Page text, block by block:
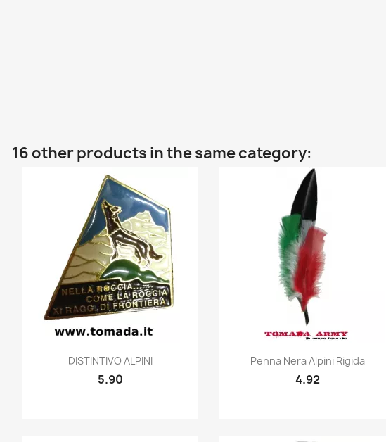
16 other products in the same category:
Quick view
DISTINTIVO ALPINI
5.90
Quick view
Penna Nera Alpini Rigida
4.92